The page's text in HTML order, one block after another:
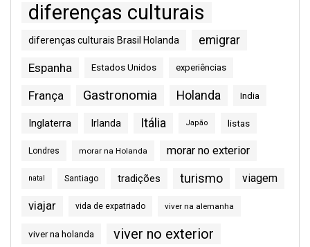
diferenças culturais
diferenças culturais Brasil Holanda
emigrar
Espanha
Estados Unidos experiências
França Gastronomia Holanda India
Inglaterra Irlanda Itália Japão listas
Londres morar na Holanda morar no exterior
natal Santiago tradições turismo viagem
viajar vida de expatriado viver na alemanha
viver na holanda viver no exterior